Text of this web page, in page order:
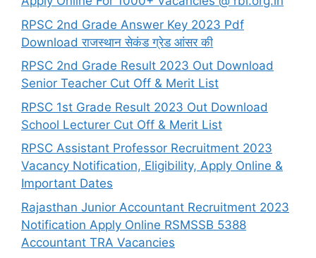
RPSC 2nd Grade Answer Key 2023 Pdf
Download राजस्थान सेकंड ग्रेड आंसर की
RPSC 2nd Grade Result 2023 Out Download
Senior Teacher Cut Off & Merit List
RPSC 1st Grade Result 2023 Out Download
School Lecturer Cut Off & Merit List
RPSC Assistant Professor Recruitment 2023
Vacancy Notification, Eligibility, Apply Online &
Important Dates
Rajasthan Junior Accountant Recruitment 2023
Notification Apply Online RSMSSB 5388
Accountant TRA Vacancies